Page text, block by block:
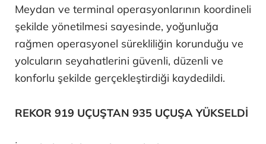
Meydan ve terminal operasyonlarının koordineli
şekilde yönetilmesi sayesinde, yoğunluğa
rağmen operasyonel sürekliliğin korunduğu ve
yolcuların seyahatlerini güvenli, düzenli ve
konforlu şekilde gerçekleştirdiği kaydedildi.
REKOR 919 UÇUŞTAN 935 UÇUŞA YÜKSELDİ